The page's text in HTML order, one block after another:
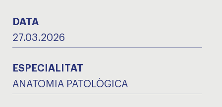
DATA
27.03.2026
ESPECIALITAT
ANATOMIA PATOLÒGICA